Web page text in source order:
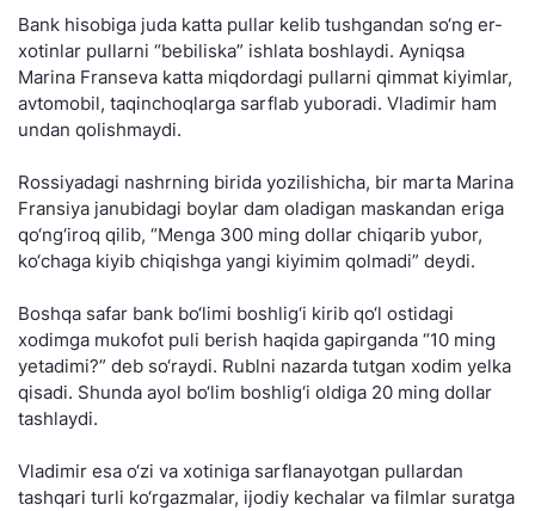
Bank hisobiga juda katta pullar kelib tushgandan so‘ng er-
xotinlar pullarni “bebiliska” ishlata boshlaydi. Ayniqsa
Marina Franseva katta miqdordagi pullarni qimmat kiyimlar,
avtomobil, taqinchoqlarga sarflab yuboradi. Vladimir ham
undan qolishmaydi.
Rossiyadagi nashrning birida yozilishicha, bir marta Marina
Fransiya janubidagi boylar dam oladigan maskandan eriga
qo‘ng‘iroq qilib, “Menga 300 ming dollar chiqarib yubor,
ko‘chaga kiyib chiqishga yangi kiyimim qolmadi” deydi.
Boshqa safar bank bo‘limi boshlig‘i kirib qo‘l ostidagi
xodimga mukofot puli berish haqida gapirganda “10 ming
yetadimi?” deb so‘raydi. Rublni nazarda tutgan xodim yelka
qisadi. Shunda ayol bo‘lim boshlig‘i oldiga 20 ming dollar
tashlaydi.
Vladimir esa o‘zi va xotiniga sarflanayotgan pullardan
tashqari turli ko‘rgazmalar, ijodiy kechalar va filmlar suratga